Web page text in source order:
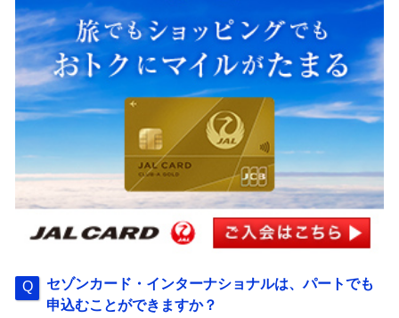
セゾンカード・インターナショナルは、パートでも
申込むことができますか？